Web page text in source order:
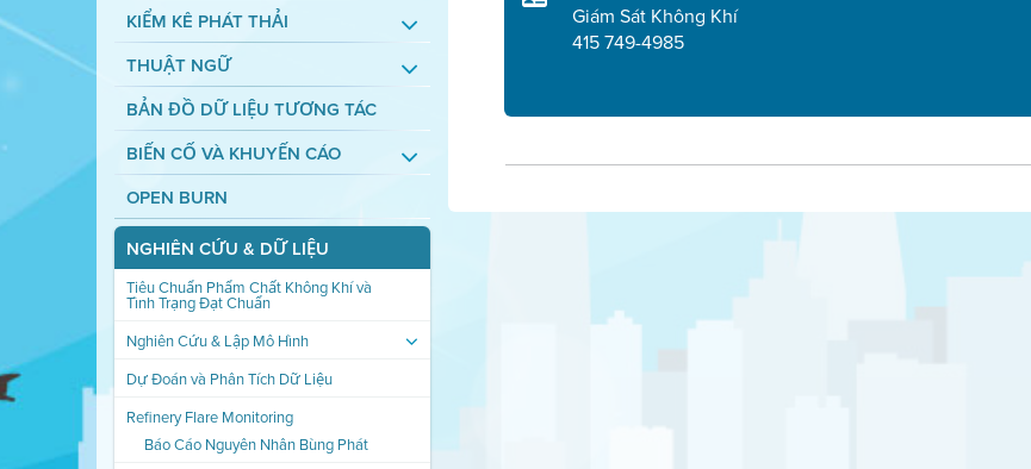
KIỂM KÊ PHÁT THẢI
THUẬT NGỮ
BẢN ĐỒ DỮ LIỆU TƯƠNG TÁC
BIẾN CỐ VÀ KHUYẾN CÁO
OPEN BURN
NGHIÊN CỨU & DỮ LIỆU
Tiêu Chuẩn Phẩm Chất Không Khí và
Tình Trạng Đạt Chuẩn
Nghiên Cứu & Lập Mô Hình
Dự Đoán và Phân Tích Dữ Liệu
Refinery Flare Monitoring
Báo Cáo Nguyên Nhân Bùng Phát
Giám Sát Không Khí
415 749-4985